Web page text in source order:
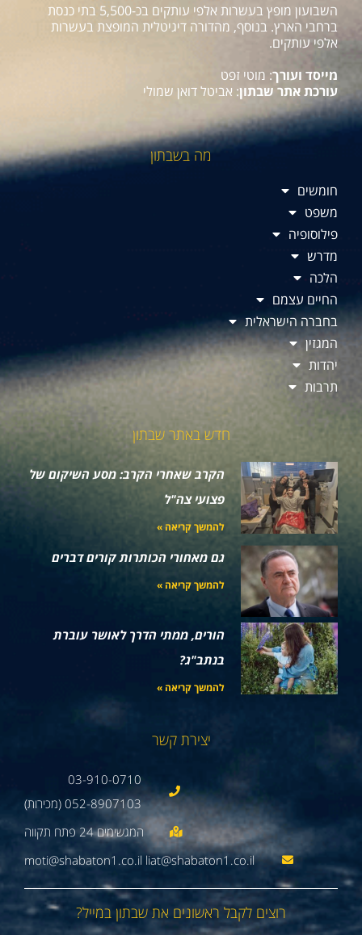
השבועון מופץ בעשרות אלפי עותקים בכ-5,500 בתי כנסת
ברחבי הארץ. בנוסף, מהדורה דיגיטלית המופצת בעשרות
אלפי עותקים.
מייסד ועורך: מוטי זפט
עורכת אתר שבתון: אביטל דואן שמולי
מה בשבתון
חומשים
משפט
פילוסופיה
מדרש
הלכה
החיים עצמם
בחברה הישראלית
המגזין
יהדות
תרבות
חדש באתר שבתון
הקרב שאחרי הקרב: מסע השיקום של
פצועי צה"ל
להמשך קריאה »
גם מאחורי הכותרות קורים דברים
להמשך קריאה »
הורים, ממתי הדרך לאושר עוברת
בנתב"ג?
להמשך קריאה »
יצירת קשר
03-910-0710
052-8907103 (מכירות)
moti@shabaton1.co.il liat@shabaton1.co.il
רוצים לקבל ראשונים את שבתון במייל?